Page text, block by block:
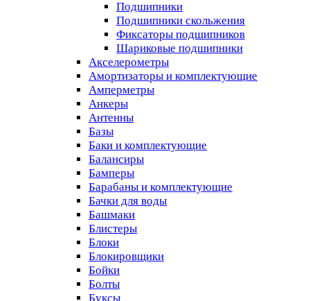
Подшипники
Подшипники скольжения
Фиксаторы подшипников
Шариковые подшипники
Акселерометры
Амортизаторы и комплектующие
Амперметры
Анкеры
Антенны
Базы
Баки и комплектующие
Балансиры
Бамперы
Барабаны и комплектующие
Бачки для воды
Башмаки
Блистеры
Блоки
Блокировщики
Бойки
Болты
Буксы